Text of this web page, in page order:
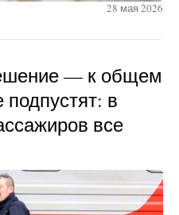
28 мая 2026
— к общем
в
все